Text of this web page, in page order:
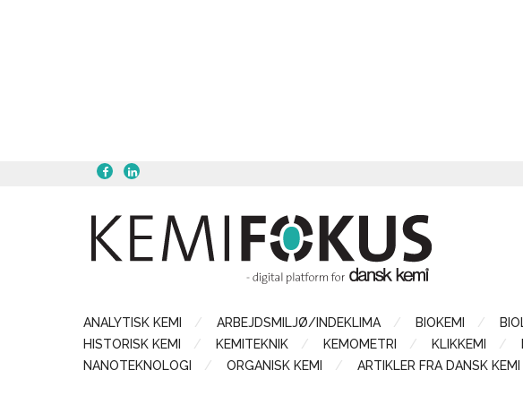
ANALYTISK KEMI ARBEJDSMILJØ/INDEKLIMA BIOKEMI
HISTORISK KEMI
KEMITEKNIK KEMOMETRI KLIKKEMI
NANOTEKNOLOGI
ORGANISK KEMI ARTIKLER FRA DANSK KEMI